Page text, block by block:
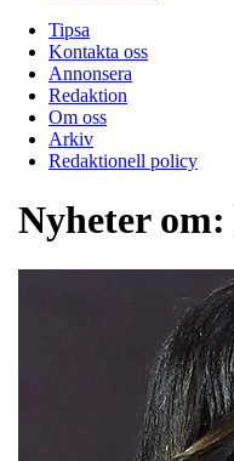
Tipsa
Kontakta oss
Annonsera
Redaktion
Om oss
Arkiv
Redaktionell policy
Nyheter om: